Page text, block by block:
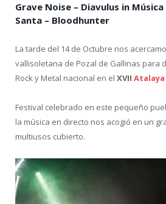
Grave Noise – Diavulus in
Santa – Bloodhunter
La tarde del 14 de Octubre nos
vallisoletana de Pozal de Gallinas para
Rock y Metal nacional en el XVII Atalaya
Festival celebrado en este pequeño
la música en directo nos acogió en un
multiusos cubierto.